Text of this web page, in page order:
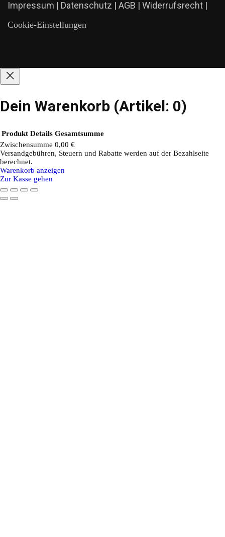
Impressum | Datenschutz | AGB | Widerrufsrecht |
Cookie-Einstellungen
Dein Warenkorb (Artikel: 0)
Produkte
im
Warenkorb
Produkt Details Gesamtsumme
Zwischensumme 0,00 €
Versandgebühren, Steuern und Rabatte werden auf der Bezahlseite
berechnet.
Warenkorb anzeigen
Zur Kasse gehen